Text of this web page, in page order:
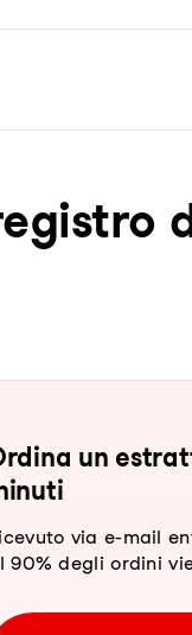
un
via e-mail
90% degli ordini